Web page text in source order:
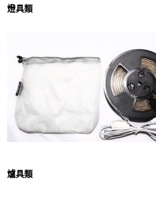
燈具類
爐具類